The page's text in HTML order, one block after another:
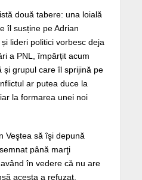
două tabere: una loială
îl susține pe Adrian
lideri politici vorbesc deja
a PNL, împărțit acum
și grupul care îl sprijină pe
ar putea duce la
la formarea unei noi
Veştea să îşi depună
până marţi
în vedere că nu are
acesta a refuzat.